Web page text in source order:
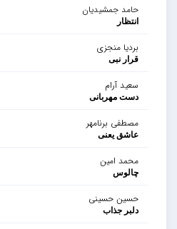
حامد جمشیدیان
انتظار
بردیا منجزی
قرار نبی
سعید آرام
دست مهربانی
مصطفی برنامهر
عاشق یعنی
محمد امین
چالوس
حسین حسینی
دلبر جذاب